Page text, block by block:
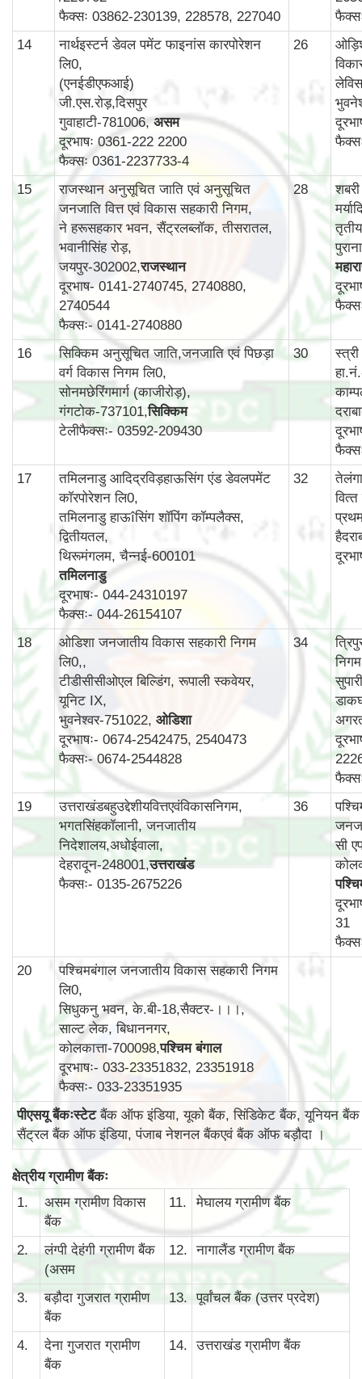
फैक्सः 03862-230139, 228578, 227040
14
नार्थइस्टर्न डेवल पमेंट फाइनांस कारपोरेशन
लि0,
(एनईडीएफआई)
जी.एस.रोड़,दिसपुर
गुवाहाटी-781006,असम
दूरभाषः 0361-222 2200
फैक्सः 0361-2237733-4
26
15
राजस्थान अनुसूचित जाति एवं अनुसूचित
जनजाति वित्त एवं विकास सहकारी निगम,
ने हरूसहकार भवन, सैंट्रलब्लॉक, तीसरातल,
भवानीसिंह रोड़,
जयपुर-302002,राजस्थान
दूरभाष- 0141-2740745, 2740880,
2740544
फैक्सः- 0141-2740880
28
16
सिक्किम अनुसूचित जाति,जनजाति एवं पिछड़ा
वर्ग विकास निगम लि0,
सोनमछेरिंगमार्ग (काजीरोड़),
गंगटोक-737101,सिक्किम
टेलीफैक्सः- 03592-209430
30
17
तमिलनाडु आदिद्रविड़हाऊसिंग एंड डेवलपमेंट
कॉरपोरेशन लि0,
तमिलनाडु हाऊîसिंग शॉपिंग कॉम्पलैक्स,
द्वितीयतल,
थिरूमंगलम, चैन्नई-600101
तमिलनाडु
दूरभाषः- 044-24310197
फैक्सः- 044-26154107
32
18
ओडिशा जनजातीय विकास सहकारी निगम
लि0,,
टीडीसीसीओएल बिल्डिंग, रूपाली स्कवेयर,
यूनिट IX,
भुवनेश्वर-751022, ओडिशा
दूरभाषः- 0674-2542475, 2540473
फैक्सः- 0674-2544828
34
19
उत्तराखंडबहुउद्देशीयवित्तएवंविकासनिगम,
भगतसिंहकॉलानी, जनजातीय
निदेशालय,अधोईवाला,
देहरादून-248001,उत्तराखंड
फैक्सः- 0135-2675226
36
सी
31
20
पश्चिमबंगाल जनजातीय विकास सहकारी निगम
लि0,
सिधुकनु भवन, के.बी-18,सैक्टर-।।।,
साल्ट लेक, बिधाननगर,
कोलकात्ता-700098,पश्चिम बंगाल
दूरभाषः- 033-23351832, 23351918
फैक्सः- 033-23351935
पीएसयू बैंकःस्टेटबैंक ऑफ इंडिया, यूको बैंक, सिंडिकेट बैंक, यूनियन बैंक
सैंट्रल बैंक ऑफ इंडिया, पंजाब नेशनल बैंकएवं बैंक ऑफ बड़ौदा ।
क्षेत्रीय ग्रामीण बैंकः
1.
असम ग्रामीण विकास
बैंक
11. मेघालय ग्रामीण बैंक
2.
लंग्पी देहंगी ग्रामीण बैंक
(असम
12. नागालैंड ग्रामीण बैंक
3.
बड़ौदा गुजरात ग्रामीण
बैंक
13. पूर्वांचल बैंक (उत्तर प्रदेश)
4.
देना गुजरात ग्रामीण
बैंक
14. उत्तराखंड ग्रामीण बैंक